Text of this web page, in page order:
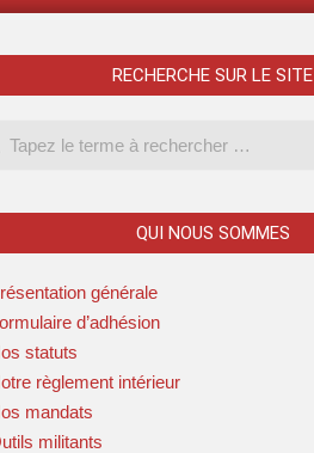
RECHERCHE SUR LE SITE
QUI NOUS SOMMES
générale
d’adhésion
statuts
règlement intérieur
mandats
militants